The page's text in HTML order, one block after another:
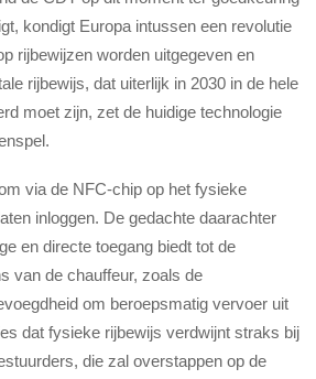
kondigt Europa intussen een revolutie
rijbewijzen worden uitgegeven en
rijbewijs, dat uiterlijk in 2030 in de hele
moet zijn, zet de huidige technologie
via de NFC-chip op het fysieke
inloggen. De gedachte daarachter
en directe toegang biedt tot de
van de chauffeur, zoals de
om beroepsmatig vervoer uit
dat fysieke rijbewijs verdwijnt straks bij
die zal overstappen op de